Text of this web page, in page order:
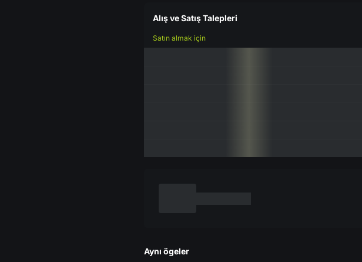
Alış ve Satış Talepleri
Satın almak için
Aynı ögeler